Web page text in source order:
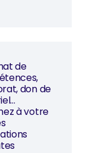
de
don de
à votre